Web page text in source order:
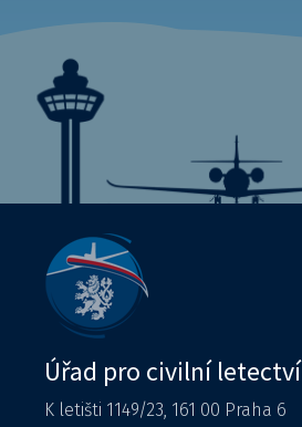
Úřad pro civilní letectví
K letišti 1149/23, 161 00 Praha 6